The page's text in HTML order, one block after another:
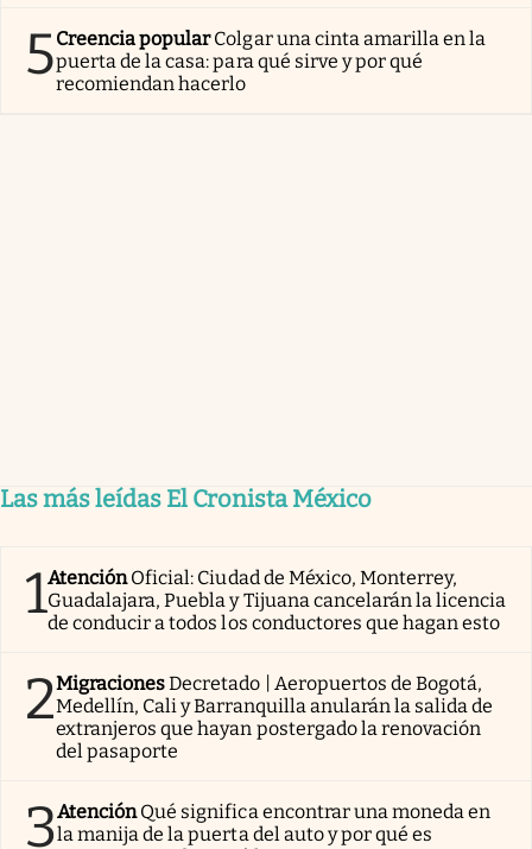
5Creencia popularColgar una cinta amarilla en la
puerta de la casa: para qué sirve y por qué
recomiendan hacerlo
Las más leídas El Cronista México
1AtenciónOficial: Ciudad de México, Monterrey,
Guadalajara, Puebla y Tijuana cancelarán la licencia
de conducir a todos los conductores que hagan esto
2MigracionesDecretado | Aeropuertos de Bogotá,
Medellín, Cali y Barranquilla anularán la salida de
extranjeros que hayan postergado la renovación
del pasaporte
3AtenciónQué significa encontrar una moneda en
la manija de la puerta del auto y por qué es